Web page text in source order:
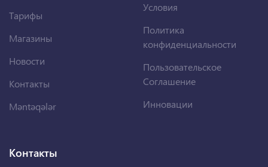
Тарифы
Магазины
Новости
Контакты
Məntəqələr
Условия
Политика
конфиденциальности
Пользовательское
Соглашение
Инновации
Контакты